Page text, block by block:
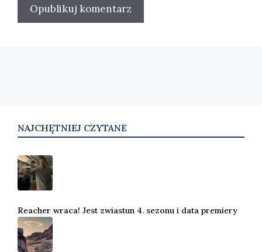
NAJCHĘTNIEJ CZYTANE
Reacher wraca! Jest zwiastun 4. sezonu i data premiery